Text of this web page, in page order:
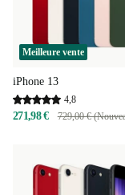
Meilleure vente
iPhone 13
4,8
271,98 € 729,00 €